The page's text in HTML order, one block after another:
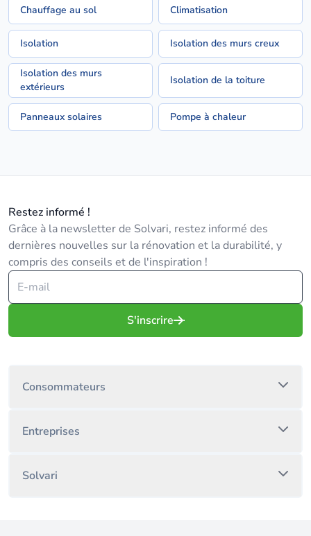
Chauffage au sol Climatisation
Isolation Isolation des murs creux
Isolation des murs
extérieurs
Isolation de la toiture
Panneaux solaires Pompe à chaleur
Restez informé !
Grâce à la newsletter de Solvari, restez informé des
dernières nouvelles sur la rénovation et la durabilité, y
compris des conseils et de l'inspiration !
S'inscrire
Consommateurs
Entreprises
Solvari